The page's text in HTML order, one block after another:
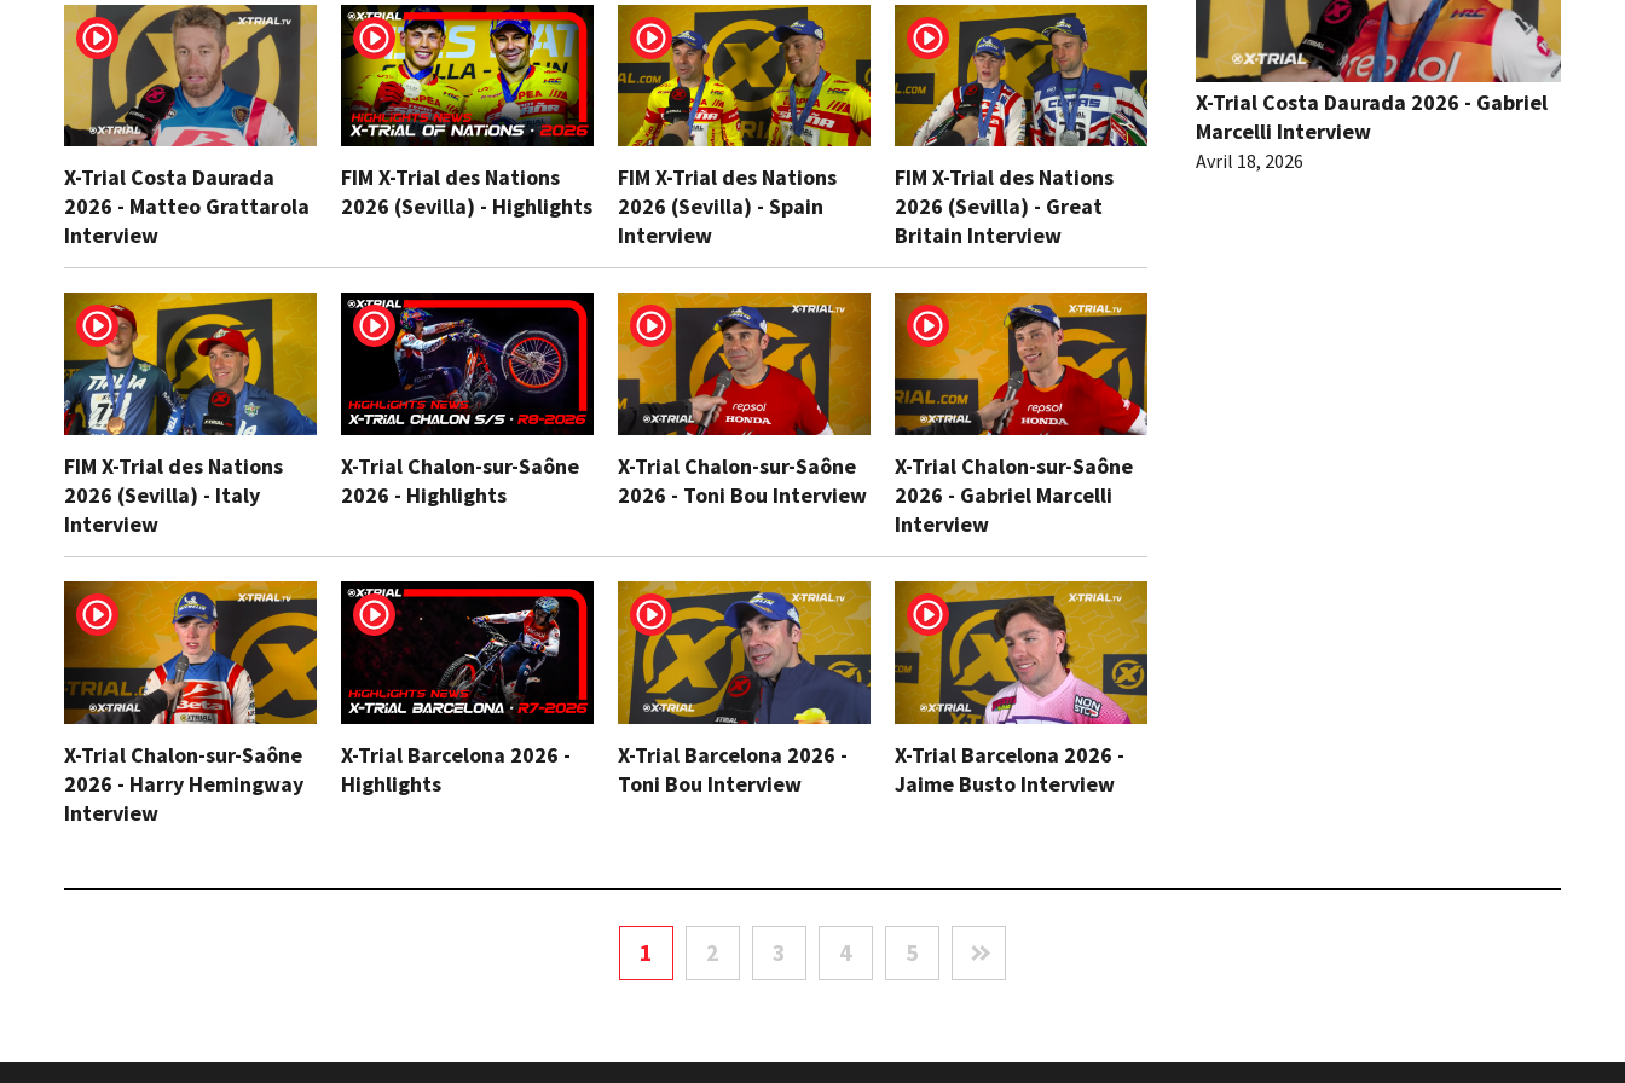
X-Trial Costa Daurada 2026 - Gabriel
Marcelli Interview
Avril 18, 2026
X-Trial Costa Daurada
2026 - Matteo Grattarola
Interview
FIM X-Trial des Nations
2026 (Sevilla) - Highlights
FIM X-Trial des Nations
2026 (Sevilla) - Spain
Interview
FIM X-Trial des Nations
2026 (Sevilla) - Great
Britain Interview
FIM X-Trial des Nations
2026 (Sevilla) - Italy
Interview
X-Trial Chalon-sur-Saône
2026 - Highlights
X-Trial Chalon-sur-Saône
2026 - Toni Bou Interview
X-Trial Chalon-sur-Saône
2026 - Gabriel Marcelli
Interview
X-Trial Chalon-sur-Saône
2026 - Harry Hemingway
Interview
X-Trial Barcelona 2026 -
Highlights
X-Trial Barcelona 2026 -
Toni Bou Interview
X-Trial Barcelona 2026 -
Jaime Busto Interview
1 2 3 4 5